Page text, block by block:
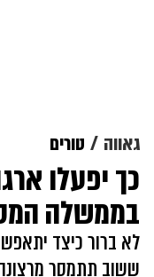
גאווה טורים
כך יפעלו
בממשלה
לא ברור כיצד
ששוב תתמסר